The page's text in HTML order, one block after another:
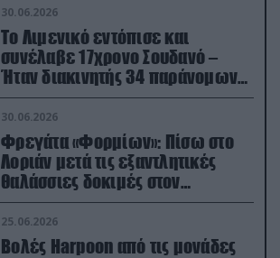
30.06.2026
Το Λιμενικό εντόπισε και
συνέλαβε 17χρονο Σουδανό –
Ήταν διακινητής 34 παράνομων
μεταναστών
30.06.2026
Φρεγάτα «Φορμίων»: Πίσω στο
Λοριάν μετά τις εξαντλητικές
θαλάσσιες δοκιμές στον
απαιτητικό Βισκαϊκό
25.06.2026
Βολές Harpoon από τις μονάδες